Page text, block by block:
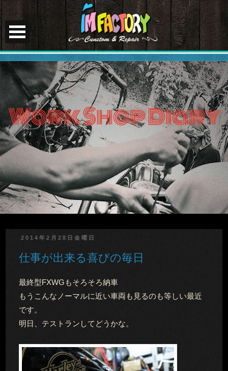
Work Shop Diary
2014年2月28日金曜日
仕事が出来る喜びの毎日
最終型FXWGもそろそろ納車
もうこんなノーマルに近い車両も見るのも等しい最近
です。
明日、テストランしてどうかな。